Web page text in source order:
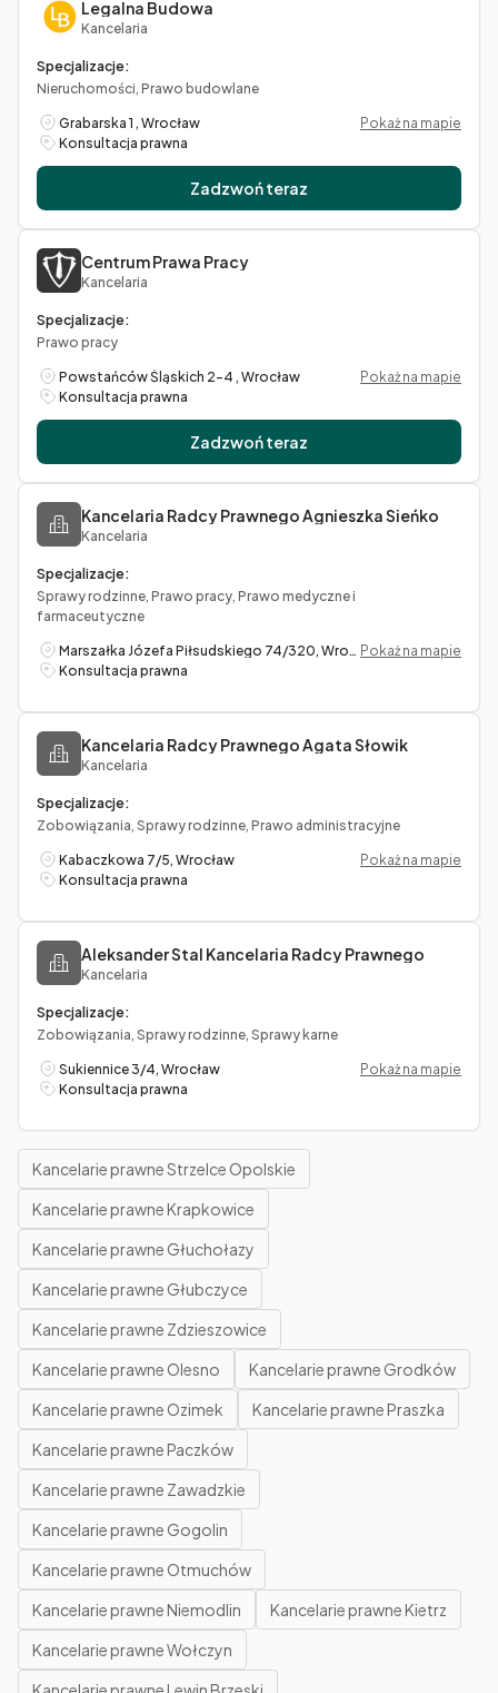
Legalna Budowa
Kancelaria
Specjalizacje:
Nieruchomości, Prawo budowlane
Grabarska 1 , Wrocław
Pokaż na mapie
Konsultacja prawna
Zadzwoń teraz
Centrum Prawa Pracy
Kancelaria
Specjalizacje:
Prawo pracy
Powstańców Śląskich 2-4 , Wrocław
Pokaż na mapie
Konsultacja prawna
Zadzwoń teraz
Kancelaria Radcy Prawnego Agnieszka Sieńko
Kancelaria
Specjalizacje:
Sprawy rodzinne, Prawo pracy, Prawo medyczne i
farmaceutyczne
Marszałka Józefa Piłsudskiego 74/320, Wrocław Pokaż na mapie
Konsultacja prawna
Kancelaria Radcy Prawnego Agata Słowik
Kancelaria
Specjalizacje:
Zobowiązania, Sprawy rodzinne, Prawo administracyjne
Kabaczkowa 7/5, Wrocław
Pokaż na mapie
Konsultacja prawna
Aleksander Stal Kancelaria Radcy Prawnego
Kancelaria
Specjalizacje:
Zobowiązania, Sprawy rodzinne, Sprawy karne
Sukiennice 3/4, Wrocław
Pokaż na mapie
Konsultacja prawna
Kancelarie prawne Strzelce Opolskie
Kancelarie prawne Krapkowice
Kancelarie prawne Głuchołazy
Kancelarie prawne Głubczyce
Kancelarie prawne Zdzieszowice
Kancelarie prawne Olesno
Kancelarie prawne Grodków
Kancelarie prawne Ozimek
Kancelarie prawne Praszka
Kancelarie prawne Paczków
Kancelarie prawne Zawadzkie
Kancelarie prawne Gogolin
Kancelarie prawne Otmuchów
Kancelarie prawne Niemodlin
Kancelarie prawne Kietrz
Kancelarie prawne Wołczyn